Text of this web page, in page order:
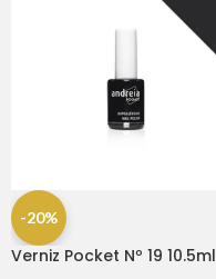
-20%
Verniz Pocket Nº 19 10.5ml